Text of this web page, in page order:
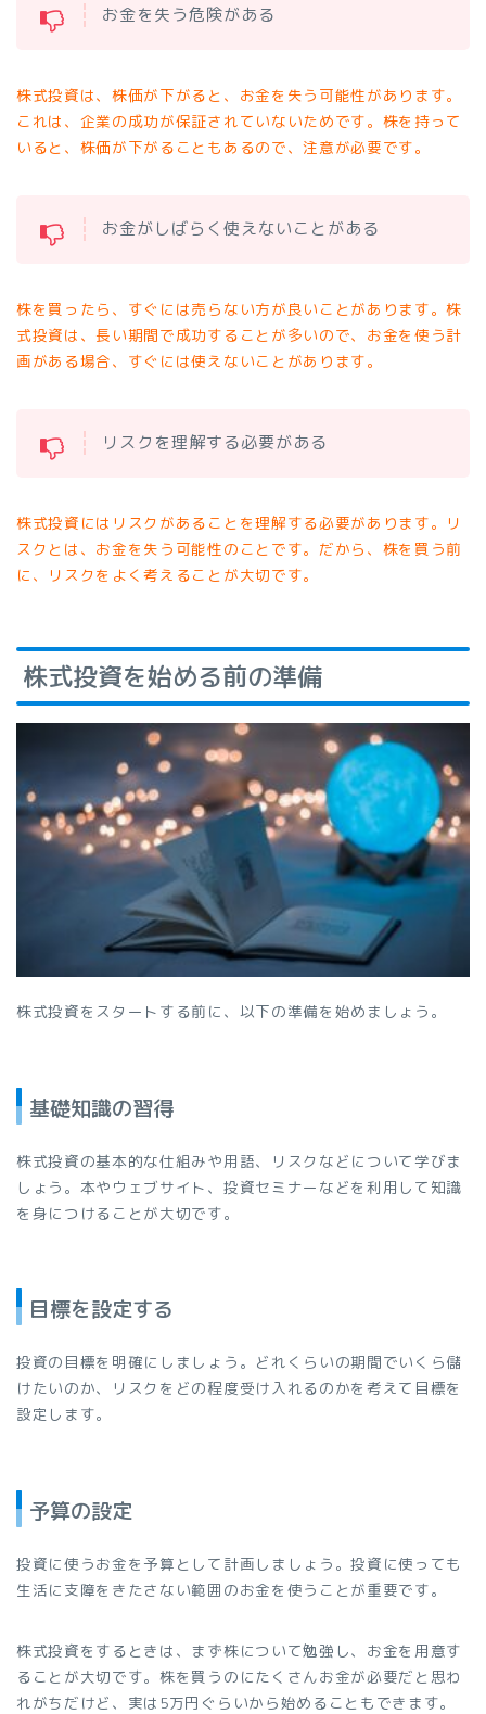
お金を失う危険がある
株式投資は、株価が下がると、お金を失う可能性があります。
これは、企業の成功が保証されていないためです。株を持って
いると、株価が下がることもあるので、注意が必要です。
お金がしばらく使えないことがある
株を買ったら、すぐには売らない方が良いことがあります。株
式投資は、長い期間で成功することが多いので、お金を使う計
画がある場合、すぐには使えないことがあります。
リスクを理解する必要がある
株式投資にはリスクがあることを理解する必要があります。リ
スクとは、お金を失う可能性のことです。だから、株を買う前
に、リスクをよく考えることが大切です。
株式投資を始める前の準備
株式投資をスタートする前に、以下の準備を始めましょう。
基礎知識の習得
株式投資の基本的な仕組みや用語、リスクなどについて学びま
しょう。本やウェブサイト、投資セミナーなどを利用して知識
を身につけることが大切です。
目標を設定する
投資の目標を明確にしましょう。どれくらいの期間でいくら儲
けたいのか、リスクをどの程度受け入れるのかを考えて目標を
設定します。
予算の設定
投資に使うお金を予算として計画しましょう。投資に使っても
生活に支障をきたさない範囲のお金を使うことが重要です。
株式投資をするときは、まず株について勉強し、お金を用意す
ることが大切です。株を買うのにたくさんお金が必要だと思わ
れがちだけど、実は5万円ぐらいから始めることもできます。